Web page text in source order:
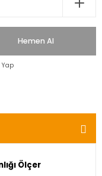
Hemen Al
Yap
Ölçer